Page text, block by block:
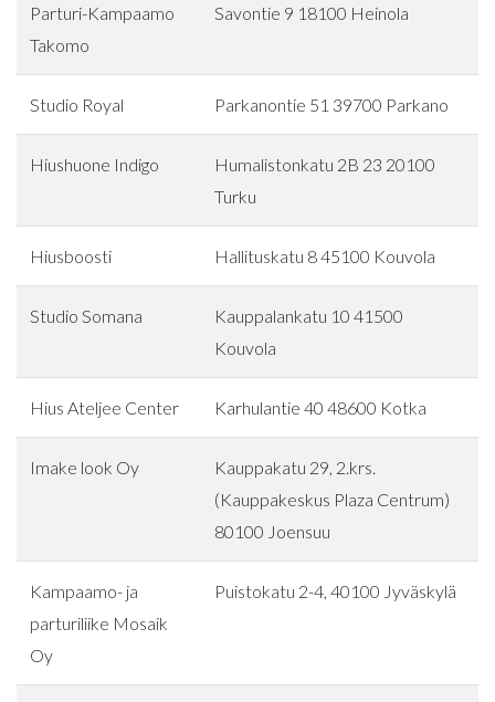
Parturi-Kampaamo
Takomo
Savontie 9 18100 Heinola
Studio Royal Parkanontie 51 39700 Parkano
Hiushuone Indigo
Humalistonkatu 2B 23 20100
Turku
Hiusboosti Hallituskatu 8 45100 Kouvola
Studio Somana
Kauppalankatu 10 41500
Kouvola
Hius Ateljee Center Karhulantie 40 48600 Kotka
Imake look Oy
Kauppakatu 29, 2.krs.
(Kauppakeskus Plaza Centrum)
80100 Joensuu
Kampaamo- ja
parturiliike Mosaik
Oy
Puistokatu 2-4, 40100 Jyväskylä